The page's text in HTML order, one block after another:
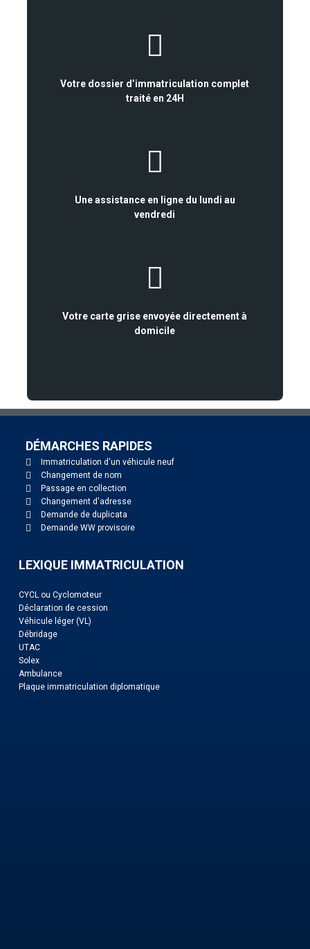
Votre dossier d’immatriculation complet
traité en 24H
Une assistance en ligne du lundi au
vendredi
Votre carte grise envoyée directement à
domicile
DÉMARCHES RAPIDES
Immatriculation d'un véhicule neuf
Changement de nom
Passage en collection
Changement d'adresse
Demande de duplicata
Demande WW provisoire
LEXIQUE IMMATRICULATION
CYCL ou Cyclomoteur
Déclaration de cession
Véhicule léger (VL)
Débridage
UTAC
Solex
Ambulance
Plaque immatriculation diplomatique